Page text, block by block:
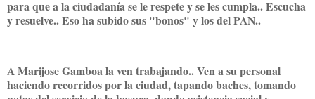
para que a la ciudadanía se le respete y se les cumpla.. Escucha
y resuelve.. Eso ha subido sus "bonos" y los del PAN..
A Marijose Gamboa la ven trabajando.. Ven a su personal
haciendo recorridos por la ciudad, tapando baches, tomando